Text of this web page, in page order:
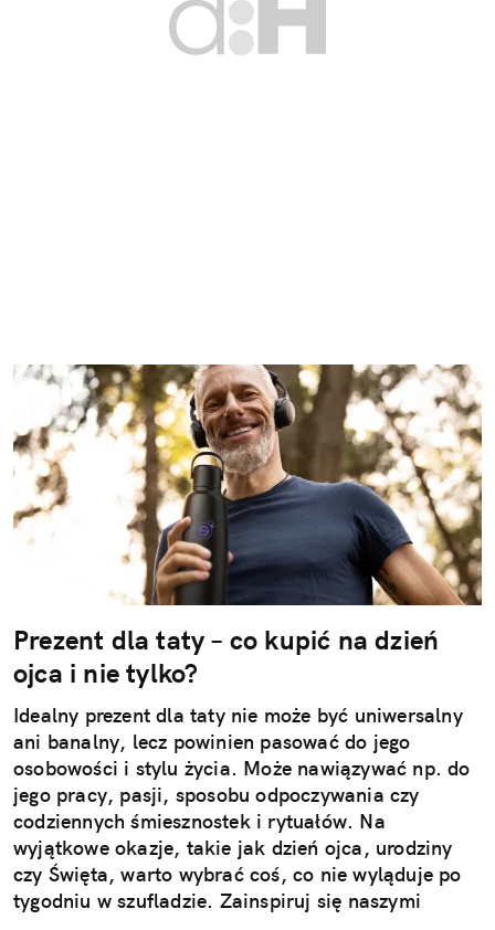
Prezent dla taty – co kupić na dzień
ojca i nie tylko?
Idealny prezent dla taty nie może być uniwersalny
ani banalny, lecz powinien pasować do jego
osobowości i stylu życia. Może nawiązywać np. do
jego pracy, pasji, sposobu odpoczywania czy
codziennych śmiesznostek i rytuałów. Na
wyjątkowe okazje, takie jak dzień ojca, urodziny
czy Święta, warto wybrać coś, co nie wyląduje po
tygodniu w szufladzie. Zainspiruj się naszymi